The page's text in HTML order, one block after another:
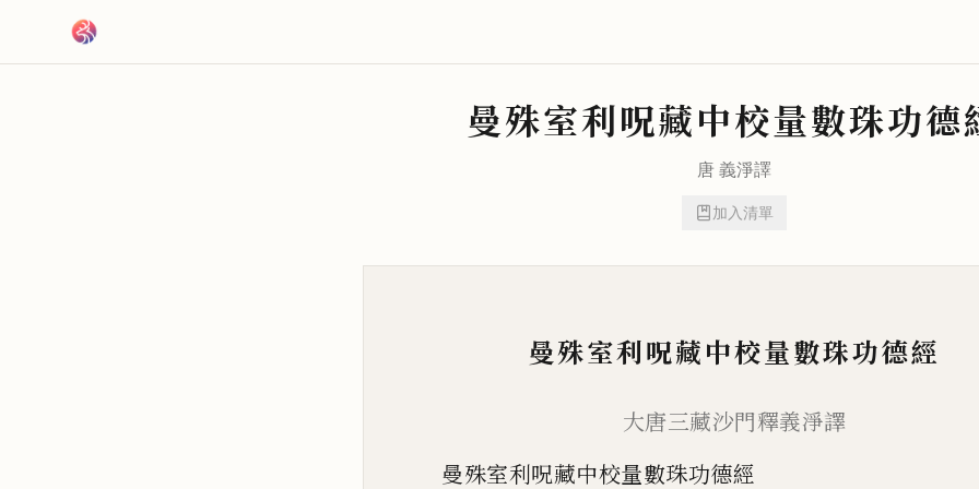
曼殊室利呪藏中校量數珠功德
唐義淨譯
加入清單
曼殊室利呪藏中校量數珠功德經
大唐三藏沙門釋義淨譯
曼殊室利呪藏中校量數珠功德經